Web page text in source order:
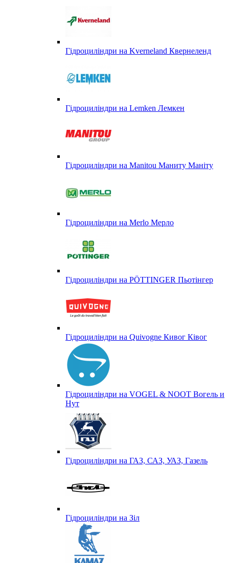
Гідроциліндри на Kverneland Квернеленд
Гідроциліндри на Lemken Лемкен
Гідроциліндри на Manitou Маниту Маніту
Гідроциліндри на Merlo Мерло
Гідроциліндри на PÖTTINGER Пьотінгер
Гідроциліндри на Quivogne Кивог Ківог
Гідроциліндри на VOGEL & NOOT Вогель и
Нут
Гідроциліндри на ГАЗ, САЗ, УАЗ, Газель
Гідроциліндри на Зіл